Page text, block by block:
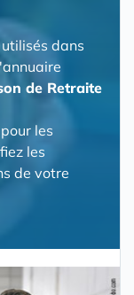
dans
de Retraite
les
les
de votre